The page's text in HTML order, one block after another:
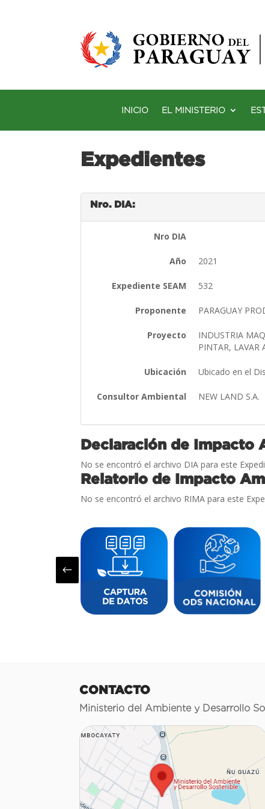
INICIO EL MINISTERIO
Expedientes
Nro. DIA:
Nro DIA
Año 2021
Expediente SEAM 532
Proponente PARAGUAY
Proyecto
INDUSTRIA
PINTAR, LAVAR
Ubicación Ubicado en el
Consultor Ambiental NEW LAND S.A.
Declaración de Impacto
No se encontró el archivo DIA para este
Relatorio de Impacto
No se encontró el archivo RIMA para este
#
CONTACTO
Ministerio del Ambiente y Desarrollo